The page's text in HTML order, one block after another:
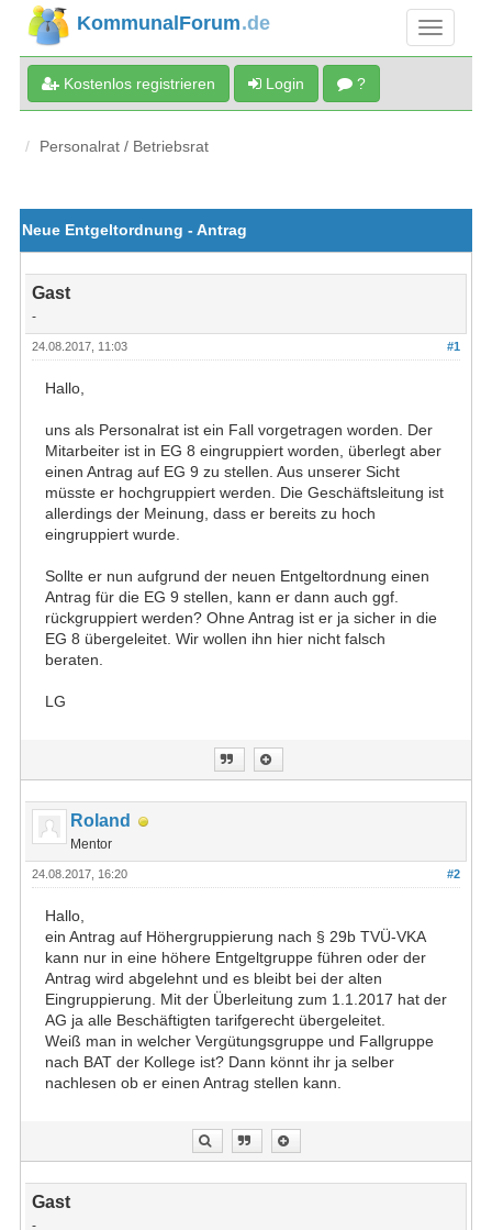
KommunalForum.de
Kostenlos registrieren Login ?
Personalrat / Betriebsrat
Neue Entgeltordnung - Antrag
Gast
-
#1
24.08.2017, 11:03
Hallo,
uns als Personalrat ist ein Fall vorgetragen worden. Der
Mitarbeiter ist in EG 8 eingruppiert worden, überlegt aber
einen Antrag auf EG 9 zu stellen. Aus unserer Sicht
müsste er hochgruppiert werden. Die Geschäftsleitung ist
allerdings der Meinung, dass er bereits zu hoch
eingruppiert wurde.
Sollte er nun aufgrund der neuen Entgeltordnung einen
Antrag für die EG 9 stellen, kann er dann auch ggf.
rückgruppiert werden? Ohne Antrag ist er ja sicher in die
EG 8 übergeleitet. Wir wollen ihn hier nicht falsch
beraten.
LG
Roland
Mentor
#2
24.08.2017, 16:20
Hallo,
ein Antrag auf Höhergruppierung nach § 29b TVÜ-VKA
kann nur in eine höhere Entgeltgruppe führen oder der
Antrag wird abgelehnt und es bleibt bei der alten
Eingruppierung. Mit der Überleitung zum 1.1.2017 hat der
AG ja alle Beschäftigten tarifgerecht übergeleitet.
Weiß man in welcher Vergütungsgruppe und Fallgruppe
nach BAT der Kollege ist? Dann könnt ihr ja selber
nachlesen ob er einen Antrag stellen kann.
Gast
-